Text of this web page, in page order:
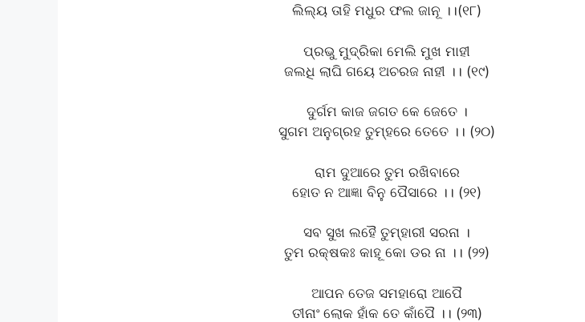
ଲିଲ୍ୟ ତାହି ମଧୁର ଫଲ ଜାନୂ ।।(୧୮)
ପ୍ରଭୁ ମୁଦ୍ରିକା ମେଲି ମୁଖ ମାହୀ
ଜଲଧି ଲାଘି ଗୟେ ଅଚରଜ ନାହୀ ।। (୧୯)
ଦୁର୍ଗମ କାଜ ଜଗତ କେ ଜେତେ ।
ସୁଗମ ଅନୁଗ୍ରହ ତୁମ୍‌ହରେ ତେତେ ।। (୨୦)
ରାମ ଦୁଆରେ ତୁମ ରଖିବାରେ
ହୋତ ନ ଆଜ୍ଞା ବିନୁ ପୈସାରେ ।। (୨୧)
ସବ ସୁଖ ଲହୈ ତୁମ୍‌ହାରୀ ସରନା ।
ତୁମ ରକ୍ଷକଃ କାହୂ କୋ ଡର ନା ।। (୨୨)
ଆପନ ତେଜ ସମହାରୋ ଆପୈ
ତୀନାଂ ଲୋକ ହାଁକ ତେ କାଁପୈ ।। (୨୩)